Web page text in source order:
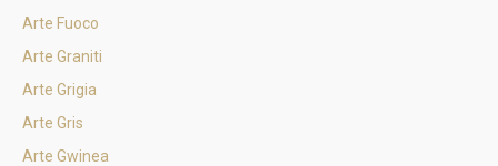
Arte Fuoco
Arte Graniti
Arte Grigia
Arte Gris
Arte Gwinea